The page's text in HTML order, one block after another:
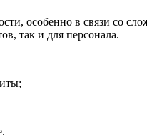
особенно в связи со
так и для персонала.